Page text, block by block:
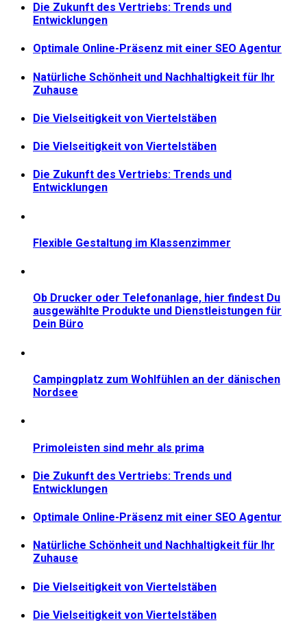
Die Zukunft des Vertriebs: Trends und
Entwicklungen
Optimale Online-Präsenz mit einer SEO Agentur
Natürliche Schönheit und Nachhaltigkeit für Ihr
Zuhause
Die Vielseitigkeit von Viertelstäben
Die Vielseitigkeit von Viertelstäben
Die Zukunft des Vertriebs: Trends und
Entwicklungen
Flexible Gestaltung im Klassenzimmer
Ob Drucker oder Telefonanlage, hier findest Du
ausgewählte Produkte und Dienstleistungen für
Dein Büro
Campingplatz zum Wohlfühlen an der dänischen
Nordsee
Primoleisten sind mehr als prima
Die Zukunft des Vertriebs: Trends und
Entwicklungen
Optimale Online-Präsenz mit einer SEO Agentur
Natürliche Schönheit und Nachhaltigkeit für Ihr
Zuhause
Die Vielseitigkeit von Viertelstäben
Die Vielseitigkeit von Viertelstäben